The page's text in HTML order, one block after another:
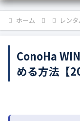
ホーム レン
ConoHa
める方法【